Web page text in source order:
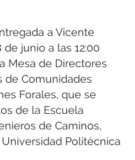
a Vicente
junio a las 12:00
Mesa de Directores
de Comunidades
Forales, que se
de la Escuela
de Caminos,
Politécnica